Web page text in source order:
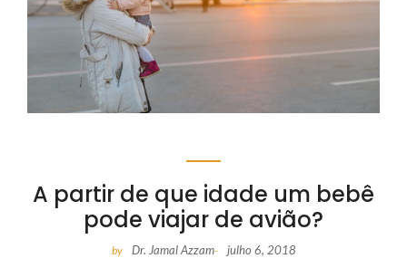
A partir de que idade um bebê
pode viajar de avião?
by Dr. Jamal Azzam- julho 6, 2018